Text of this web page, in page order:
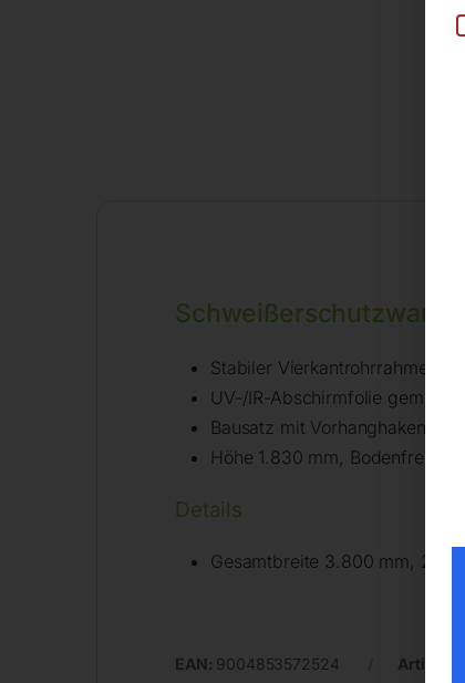
Schweißerschutzwand
Stabiler Vierkantrohrrahmen
UV-/IR-Abschirmfolie gem. DIN
Bausatz mit Vorhanghaken,
Höhe 1.830 mm, Bodenfreiheit
Details
Gesamtbreite 3.800 mm, 2
EAN: 9004853572524